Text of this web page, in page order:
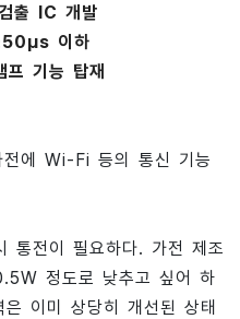
출 IC 개발
이하
기능 탑재
에 Wi-Fi 등의 통신 기능
통전이 필요하다. 가전 제조
정도로 낮추고 싶어 하
이미 상당히 개선된 상태